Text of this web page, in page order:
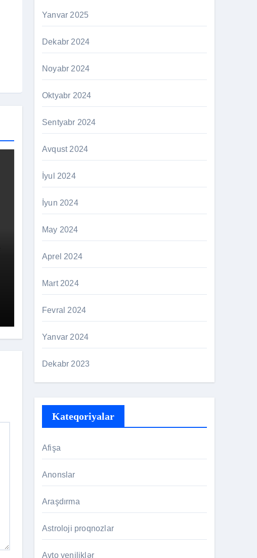
Yanvar 2025
Dekabr 2024
Noyabr 2024
Oktyabr 2024
Sentyabr 2024
Avqust 2024
İyul 2024
İyun 2024
May 2024
Aprel 2024
Mart 2024
Fevral 2024
Yanvar 2024
Dekabr 2023
Kateqoriyalar
Afişa
Anonslar
Araşdırma
Astroloji proqnozlar
Avto yeniliklər